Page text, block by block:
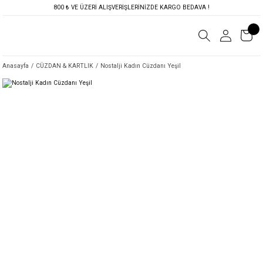
800 ₺ VE ÜZERİ ALIŞVERİŞLERİNİZDE KARGO BEDAVA !
Anasayfa CÜZDAN & KARTLIK Nostalji Kadın Cüzdanı Yeşil